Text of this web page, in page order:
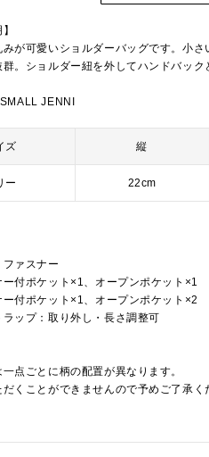
みが可愛いショルダーバッグです。小
群。ショルダー紐を外してハンドバック
JENNI
ズ 縦
ー 22cm
ファスナー
付ポケット×1、オープンポケット×1
ー付ポケット×1、オープンポケット×2
ップ：取り外し・長さ調整可
一点ごとに柄の配置が異なります。
くことができませんので予めご了承く